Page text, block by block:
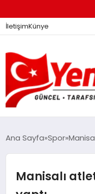
İletişimKünye
Ana Sayfa Spor
Manisalı